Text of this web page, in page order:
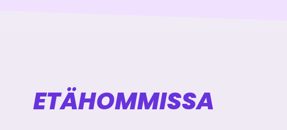
ETÄHOMMISSA